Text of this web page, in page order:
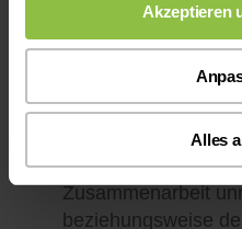
Akzeptieren
Alles
unterstützt werden.
Die Lehrkräfte
ihren Unterricht
Die jeweilige
Zusammenarbeit
beziehungsweise